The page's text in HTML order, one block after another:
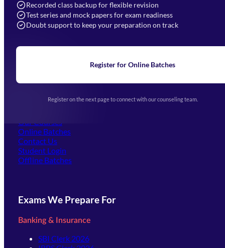
Recorded class backup for flexible revision
Test series and mock papers for exam readiness
Doubt support to keep your preparation on track
Register for Online Batches
Register on the next page to connect with our counseling team.
Navigation
Home
Blogs
Upcoming Exams
(opens in new tab)
Our Courses
Online Batches
Contact Us
Student Login
Offline Batches
Exams We Prepare For
Banking & Insurance
SBI Clerk 2026